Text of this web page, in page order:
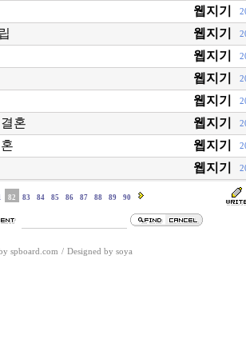
웹지기
웹지기
웹지기
웹지기
웹지기
혼 웹지기
웹지기
웹지기
82 83 84 85 86 87 88 89 90
spboard.com / Designed by soya